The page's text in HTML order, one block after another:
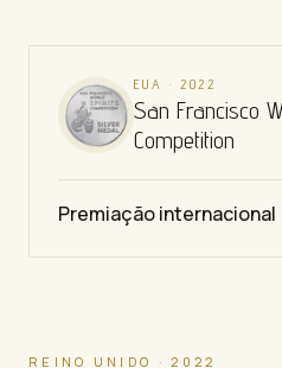
EUA · 2022
San Francisco
Competition
Premiação internacional
REINO UNIDO · 2022